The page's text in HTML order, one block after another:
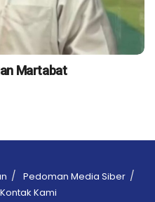
Martabat
Pedoman Media Siber
Kontak Kami